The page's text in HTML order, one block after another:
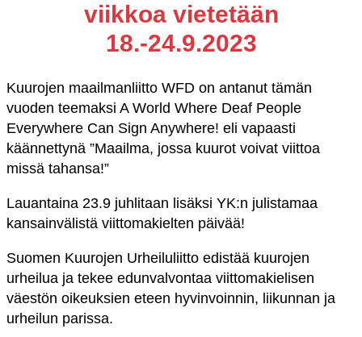
viikkoa vietetään
18.-24.9.2023
Kuurojen maailmanliitto WFD on antanut tämän
vuoden teemaksi A World Where Deaf People
Everywhere Can Sign Anywhere! eli vapaasti
käännettynä ”Maailma, jossa kuurot voivat viittoa
missä tahansa!”
Lauantaina 23.9 juhlitaan lisäksi YK:n julistamaa
kansainvälistä viittomakielten päivää!
Suomen Kuurojen Urheiluliitto edistää kuurojen
urheilua ja tekee edunvalvontaa viittomakielisen
väestön oikeuksien eteen hyvinvoinnin, liikunnan ja
urheilun parissa.